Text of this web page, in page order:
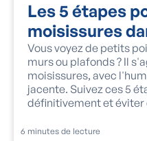
Les 5 étapes
moisissures
Vous voyez de petits
murs ou plafonds ? Il
moisissures, avec
jacente. Suivez ces 5
définitivement et éviter
6 minutes de lecture